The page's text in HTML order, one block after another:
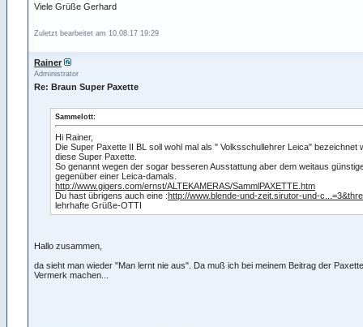
Viele Grüße Gerhard
Zuletzt bearbeitet am 10.08.17 19:29
Rainer
Administrator
Re: Braun Super Paxette
Sammelott:
Hi Rainer,
Die Super Paxette II BL soll wohl mal als " Volksschullehrer Leica" bezeichnet
diese Super Paxette.
So genannt wegen der sogar besseren Ausstattung aber dem weitaus
gegenüber einer Leica-damals.
http://www.gigers.com/ernst/ALTEKAMERAS/SammlPAXETTE.htm
Du hast übrigens auch eine :http://www.blende-und-zeit.sirutor-und-
lehrhafte Grüße-OTTI
Hallo zusammen,
da sieht man wieder "Man lernt nie aus". Da muß ich bei meinem Beitrag der
Vermerk machen...